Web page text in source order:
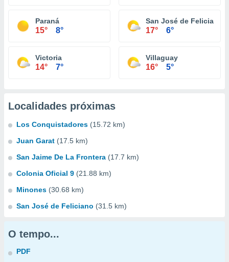
Paraná
15° 8°
San José de Feliciano
17° 6°
Victoria
14° 7°
Villaguay
16° 5°
Localidades próximas
Los Conquistadores (15.72 km)
Juan Garat (17.5 km)
San Jaime De La Frontera (17.7 km)
Colonia Oficial 9 (21.88 km)
Minones (30.68 km)
San José de Feliciano (31.5 km)
O tempo...
PDF